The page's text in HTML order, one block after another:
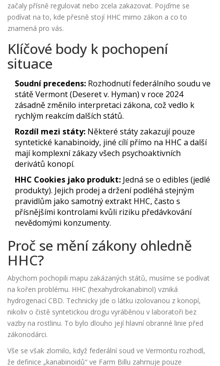
začaly přísně regulovat nebo zcela zakazovat. Pojďme se
podívat na to, kde přesně stojí HHC mimo zákon a co to
znamená pro vás.
Klíčové body k pochopení
situace
Soudní precedens: Rozhodnutí federálního soudu ve
státě Vermont (Deseret v. Hyman) v roce 2024
zásadně změnilo interpretaci zákona, což vedlo k
rychlým reakcím dalších států.
Rozdíl mezi státy: Některé státy zakazují pouze
syntetické kanabinoidy, jiné cílí přímo na HHC a další
mají komplexní zákazy všech psychoaktivních
derivátů konopí.
HHC Cookies jako produkt: Jedná se o edibles (jedlé
produkty). Jejich prodej a držení podléhá stejným
pravidlům jako samotný extrakt HHC, často s
přísnějšími kontrolami kvůli riziku předávkování
nevědomými konzumenty.
Proč se mění zákony ohledně
HHC?
Abychom pochopili mapu zakázaných států, musíme se podívat
na kořen problému. HHC (hexahydrokanabinol) vzniká
hydrogenací CBD. Technicky jde o látku izolovanou z konopí,
nikoliv o čistě syntetickou drogu vyráběnou v laboratoři bez
vazby na rostlinu. To bylo dlouho její hlavní obranné linie před
zákonodárci.
Vše se však zlomilo, když federální soud ve Vermontu rozhodl,
že definice „kanabinoidů“ ve Farm Billu zahrnuje pouze